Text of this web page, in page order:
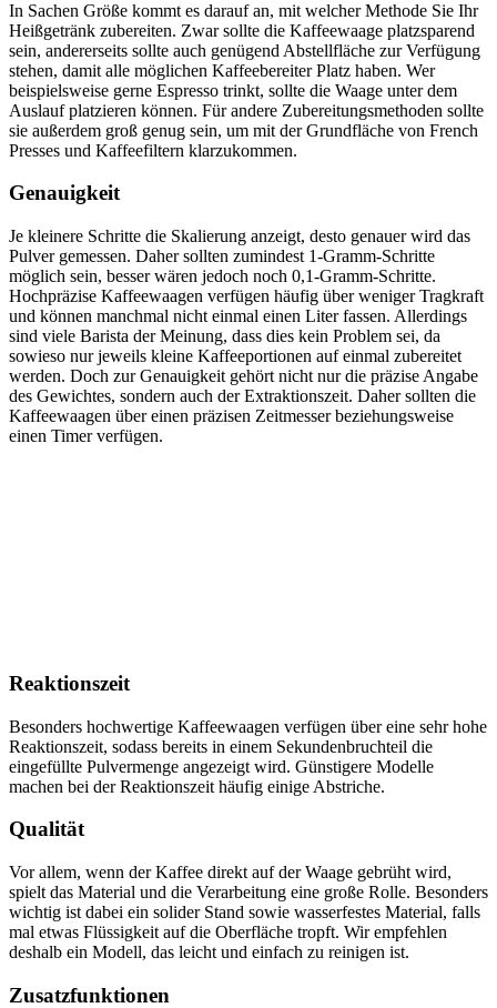
In Sachen Größe kommt es darauf an, mit welcher Methode Sie Ihr
Heißgetränk zubereiten. Zwar sollte die Kaffeewaage platzsparend
sein, andererseits sollte auch genügend Abstellfläche zur Verfügung
stehen, damit alle möglichen Kaffeebereiter Platz haben. Wer
beispielsweise gerne Espresso trinkt, sollte die Waage unter dem
Auslauf platzieren können. Für andere Zubereitungsmethoden sollte
sie außerdem groß genug sein, um mit der Grundfläche von French
Presses und Kaffeefiltern klarzukommen.
Genauigkeit
Je kleinere Schritte die Skalierung anzeigt, desto genauer wird das
Pulver gemessen. Daher sollten zumindest 1-Gramm-Schritte
möglich sein, besser wären jedoch noch 0,1-Gramm-Schritte.
Hochpräzise Kaffeewaagen verfügen häufig über weniger Tragkraft
und können manchmal nicht einmal einen Liter fassen. Allerdings
sind viele Barista der Meinung, dass dies kein Problem sei, da
sowieso nur jeweils kleine Kaffeeportionen auf einmal zubereitet
werden. Doch zur Genauigkeit gehört nicht nur die präzise Angabe
des Gewichtes, sondern auch der Extraktionszeit. Daher sollten die
Kaffeewaagen über einen präzisen Zeitmesser beziehungsweise
einen Timer verfügen.
Reaktionszeit
Besonders hochwertige Kaffeewaagen verfügen über eine sehr hohe
Reaktionszeit, sodass bereits in einem Sekundenbruchteil die
eingefüllte Pulvermenge angezeigt wird. Günstigere Modelle
machen bei der Reaktionszeit häufig einige Abstriche.
Qualität
Vor allem, wenn der Kaffee direkt auf der Waage gebrüht wird,
spielt das Material und die Verarbeitung eine große Rolle. Besonders
wichtig ist dabei ein solider Stand sowie wasserfestes Material, falls
mal etwas Flüssigkeit auf die Oberfläche tropft. Wir empfehlen
deshalb ein Modell, das leicht und einfach zu reinigen ist.
Zusatzfunktionen